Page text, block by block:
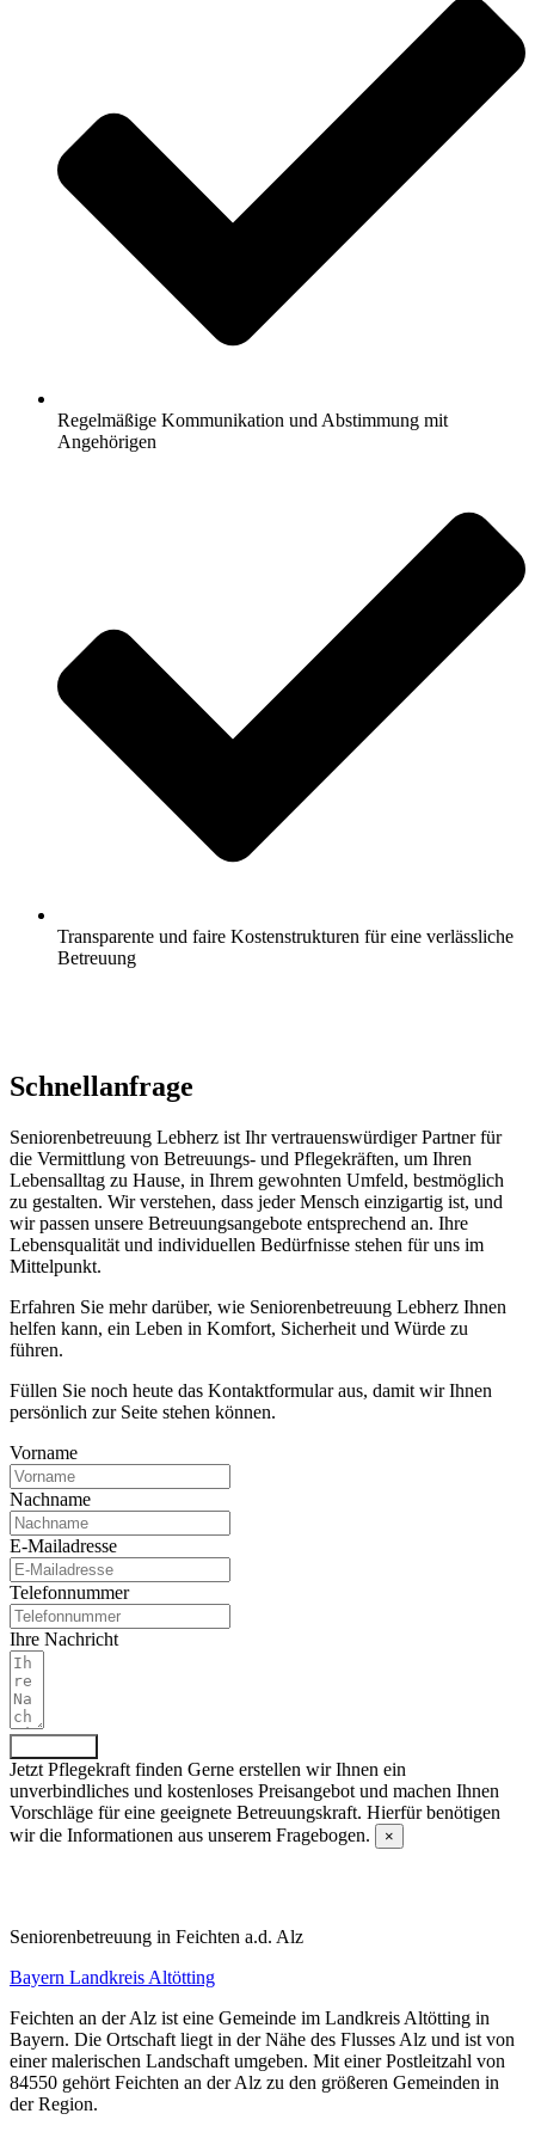
Regelmäßige Kommunikation und Abstimmung mit
Angehörigen
Transparente und faire Kostenstrukturen für eine verlässliche
Betreuung
Schnell­anfrage
Seniorenbetreuung Lebherz ist Ihr vertrauenswürdiger Partner für
die Vermittlung von Betreuungs- und Pflegekräften, um Ihren
Lebensalltag zu Hause, in Ihrem gewohnten Umfeld, bestmöglich
zu gestalten. Wir verstehen, dass jeder Mensch einzigartig ist, und
wir passen unsere Betreuungsangebote entsprechend an. Ihre
Lebensqualität und individuellen Bedürfnisse stehen für uns im
Mittelpunkt.
Erfahren Sie mehr darüber, wie Seniorenbetreuung Lebherz Ihnen
helfen kann, ein Leben in Komfort, Sicherheit und Würde zu
führen.
Füllen Sie noch heute das Kontaktformular aus, damit wir Ihnen
persönlich zur Seite stehen können.
Vorname
Nachname
E-Mailadresse
Telefonnummer
Ihre Nachricht
Jetzt Pflegekraft finden Gerne erstellen wir Ihnen ein
unverbindliches und kostenloses Preisangebot und machen Ihnen
Vorschläge für eine geeignete Betreuungskraft. Hierfür benötigen
wir die Informationen aus unserem Fragebogen.
×
Senioren­betreuung in Feichten a.d. Alz
Bayern Landkreis Altötting
Feichten an der Alz ist eine Gemeinde im Landkreis Altötting in
Bayern. Die Ortschaft liegt in der Nähe des Flusses Alz und ist von
einer malerischen Landschaft umgeben. Mit einer Postleitzahl von
84550 gehört Feichten an der Alz zu den größeren Gemeinden in
der Region.